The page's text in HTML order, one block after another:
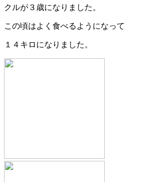
クルが３歳になりました。
この頃はよく食べるようになって
１４キロになりました。